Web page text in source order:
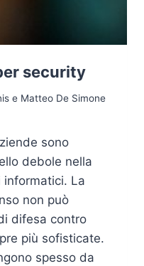
security
e Matteo De Simone
sono
debole nella
La
non può
difesa contro
più sofisticate.
spesso da